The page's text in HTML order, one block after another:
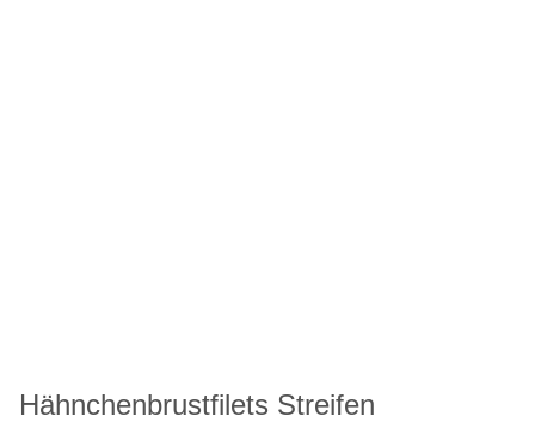
Hähnchenbrustfilets Streifen